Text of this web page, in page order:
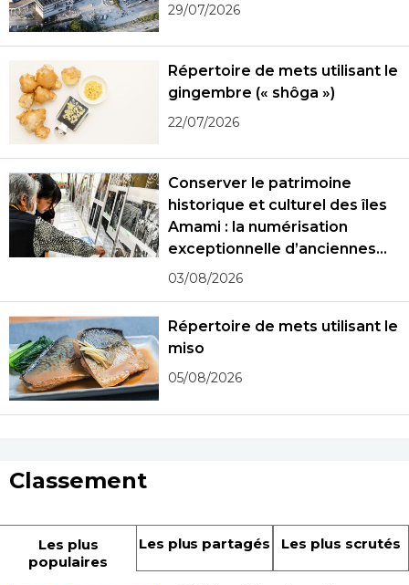
29/07/2026
Répertoire de mets utilisant le
gingembre (« shôga »)
22/07/2026
Conserver le patrimoine
historique et culturel des îles
Amami : la numérisation
exceptionnelle d’anciennes
photographies
03/08/2026
Répertoire de mets utilisant le
miso
05/08/2026
Classement
Les plus
populaires
Les plus partagés Les plus scrutés